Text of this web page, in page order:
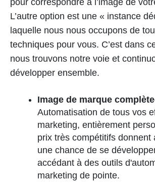
pour correspondre à l’image de
L’autre option est une « instance
laquelle nous nous occupons de
techniques pour vous. C’est dans
nous trouvons notre voie et
développer ensemble.
Image de marque
Automatisation de tous vos
marketing, entièrement
prix très compétitifs donnent
une chance de se
accédant à des outils
marketing de pointe.